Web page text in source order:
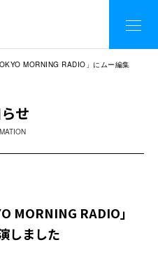
MORNING RADIO」にムー編集
せ
MORNING RADIO」
しました